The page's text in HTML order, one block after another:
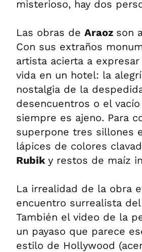
misterioso, hay dos
Las obras de Araoz son
Con sus extraños
artista acierta a
vida en un hotel: la
nostalgia de la
desencuentros o el
siempre es ajeno. Para
superpone tres sillones
lápices de colores
Rubik y restos de maíz
La irrealidad de la obra
encuentro surrealista
También el video de la
un payaso que parece
estilo de Hollywood